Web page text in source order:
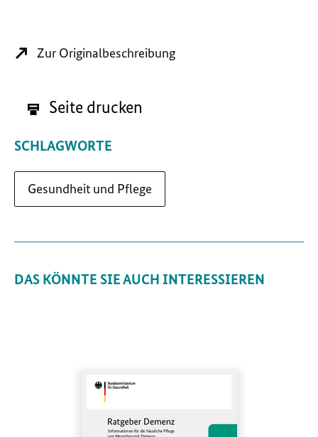
Zur Originalbeschreibung
Seite drucken
SCHLAGWORTE
Gesundheit und Pflege
DAS KÖNNTE SIE AUCH INTERESSIEREN